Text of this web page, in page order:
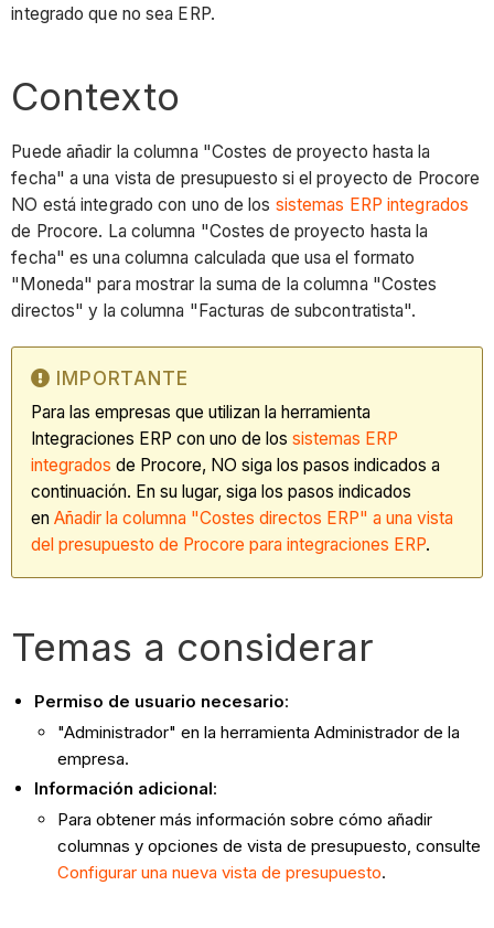
integrado que no sea ERP.
Contexto
Puede añadir la columna "Costes de proyecto hasta la
fecha" a una vista de presupuesto si el proyecto de Procore
NO está integrado con uno de los sistemas ERP integrados
de Procore. La columna "Costes de proyecto hasta la
fecha" es una columna calculada que usa el formato
"Moneda" para mostrar la suma de la columna "Costes
directos" y la columna "Facturas de subcontratista".
IMPORTANTE
Para las empresas que utilizan la herramienta
Integraciones ERP con uno de lossistemas ERP
integrados de Procore, NO siga los pasos indicados a
continuación. En su lugar, siga los pasos indicados
enAñadir la columna "Costes directos ERP" a una vista
del presupuesto de Procore para integraciones ERP.
Temas a considerar
Permiso de usuario necesario:
"Administrador" en la herramienta Administrador de la
empresa.
Información adicional:
Para obtener más información sobre cómo añadir
columnas y opciones de vista de presupuesto, consulte
Configurar una nueva vista de presupuesto.